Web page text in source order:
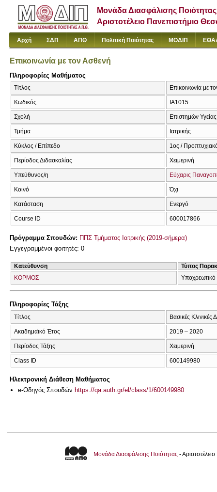
Μονάδα Διασφάλισης Ποιότητας
Αριστοτέλειο Πανεπιστήμιο
Αρχή ΣΔΠ ΑΠΘ Πολιτική Ποιότητας ΜΟΔΙΠ
Επικοινωνία με τον Ασθενή
Πληροφορίες Μαθήματος
Τίτλος Επικοινωνία με
Κωδικός ΙΑ1015
Σχολή Επιστημών Υγείας
Τμήμα Ιατρικής
Κύκλος / Επίπεδο 1ος /
Περίοδος Διδασκαλίας Χειμερινή
Υπεύθυνος/η Εύχαρις
Κοινό Όχι
Κατάσταση Ενεργό
Course ID 600017866
Πρόγραμμα Σπουδών: ΠΠΣ Τμήματος Ιατρικής (2019-σήμερα)
Εγγεγραμμένοι φοιτητές: 0
Κατεύθυνση
Τύπος
ΚΟΡΜΟΣ
Υποχρεωτικό
Πληροφορίες Τάξης
Τίτλος Βασικές Κλινικές
Ακαδημαϊκό Έτος 2019 – 2020
Περίοδος Τάξης Χειμερινή
Class ID 600149980
Ηλεκτρονική Διάθεση Μαθήματος
e-Οδηγός Σπουδών https://qa.auth.gr/el/class/1/600149980
Μονάδα Διασφάλισης Ποιότητας -